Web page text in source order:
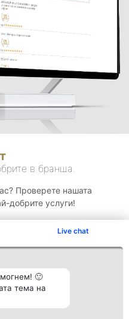
Live chat
🙂
тема на
в бранша.
Проверете нашата
добрите услуги!